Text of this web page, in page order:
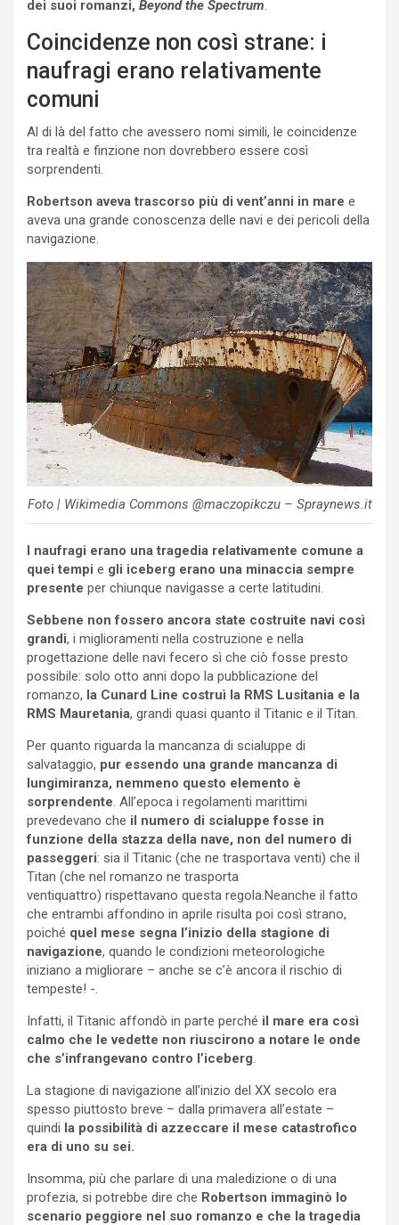
dei suoi romanzi, Beyond the Spectrum.
Coincidenze non così strane: i
naufragi erano relativamente
comuni
Al di là del fatto che avessero nomi simili, le coincidenze
tra realtà e finzione non dovrebbero essere così
sorprendenti.
Robertson aveva trascorso più di vent’anni in mare e
aveva una grande conoscenza delle navi e dei pericoli della
navigazione.
Foto | Wikimedia Commons @maczopikczu – Spraynews.it
I naufragi erano una tragedia relativamente comune a
quei tempi e gli iceberg erano una minaccia sempre
presente per chiunque navigasse a certe latitudini.
Sebbene non fossero ancora state costruite navi così
grandi, i miglioramenti nella costruzione e nella
progettazione delle navi fecero sì che ciò fosse presto
possibile: solo otto anni dopo la pubblicazione del
romanzo, la Cunard Line costruì la RMS Lusitania e la
RMS Mauretania, grandi quasi quanto il Titanic e il Titan.
Per quanto riguarda la mancanza di scialuppe di
salvataggio, pur essendo una grande mancanza di
lungimiranza, nemmeno questo elemento è
sorprendente. All’epoca i regolamenti marittimi
prevedevano che il numero di scialuppe fosse in
funzione della stazza della nave, non del numero di
passeggeri: sia il Titanic (che ne trasportava venti) che il
Titan (che nel romanzo ne trasporta
ventiquattro) rispettavano questa regola.Neanche il fatto
che entrambi affondino in aprile risulta poi così strano,
poiché quel mese segna l’inizio della stagione di
navigazione, quando le condizioni meteorologiche
iniziano a migliorare – anche se c’è ancora il rischio di
tempeste! -.
Infatti, il Titanic affondò in parte perché il mare era così
calmo che le vedette non riuscirono a notare le onde
che s’infrangevano contro l’iceberg.
La stagione di navigazione all’inizio del XX secolo era
spesso piuttosto breve – dalla primavera all’estate –
quindi la possibilità di azzeccare il mese catastrofico
era di uno su sei.
Insomma, più che parlare di una maledizione o di una
profezia, si potrebbe dire che Robertson immaginò lo
scenario peggiore nel suo romanzo e che la tragedia